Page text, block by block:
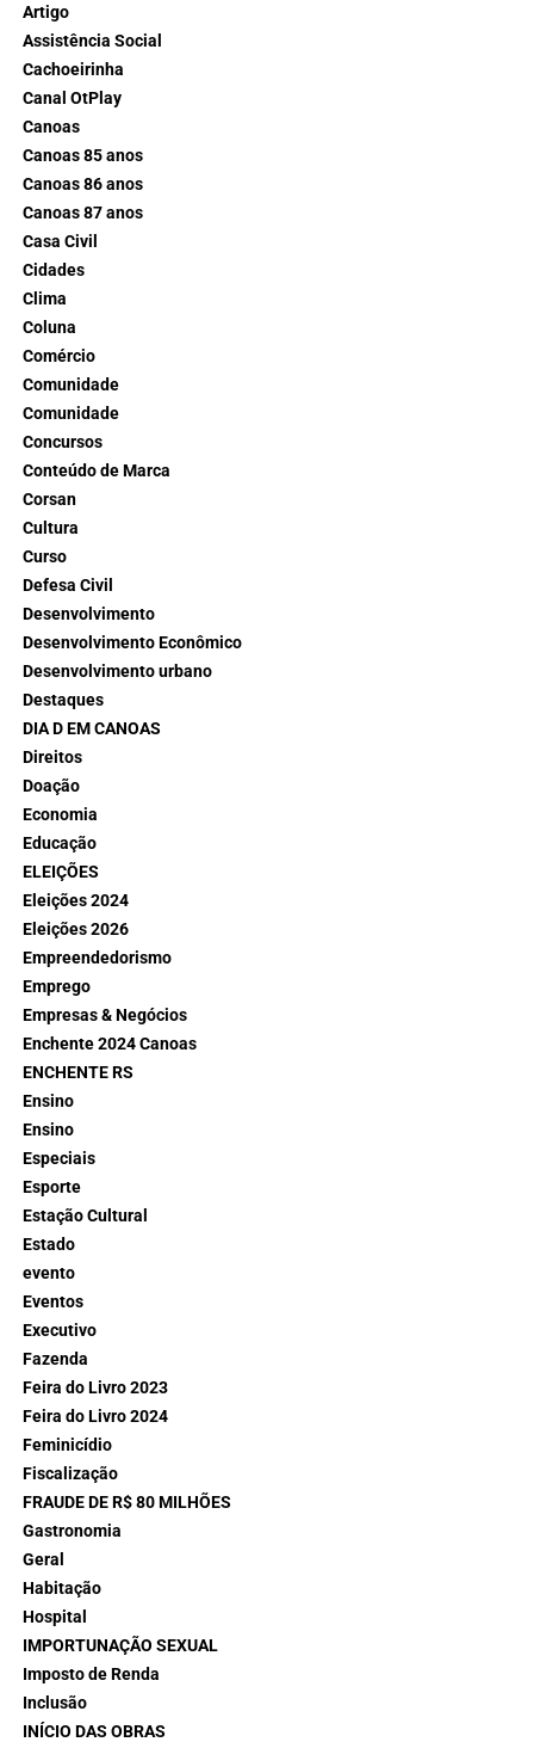
Artigo
Assistência Social
Cachoeirinha
Canal OtPlay
Canoas
Canoas 85 anos
Canoas 86 anos
Canoas 87 anos
Casa Civil
Cidades
Clima
Coluna
Comércio
Comunidade
Comunidade
Concursos
Conteúdo de Marca
Corsan
Cultura
Curso
Defesa Civil
Desenvolvimento
Desenvolvimento Econômico
Desenvolvimento urbano
Destaques
DIA D EM CANOAS
Direitos
Doação
Economia
Educação
ELEIÇÕES
Eleições 2024
Eleições 2026
Empreendedorismo
Emprego
Empresas & Negócios
Enchente 2024 Canoas
ENCHENTE RS
Ensino
Ensino
Especiais
Esporte
Estação Cultural
Estado
evento
Eventos
Executivo
Fazenda
Feira do Livro 2023
Feira do Livro 2024
Feminicídio
Fiscalização
FRAUDE DE R$ 80 MILHÕES
Gastronomia
Geral
Habitação
Hospital
IMPORTUNAÇÃO SEXUAL
Imposto de Renda
Inclusão
INÍCIO DAS OBRAS